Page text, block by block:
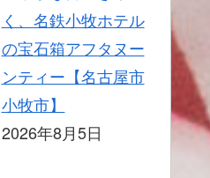
く、名鉄小牧ホテル
の宝石箱アフタヌー
ンティー【名古屋市
小牧市】
2026年8月5日